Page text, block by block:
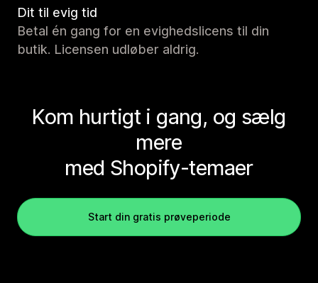
Dit til evig tid
Betal én gang for en evighedslicens til din
butik. Licensen udløber aldrig.
Kom hurtigt i gang, og sælg
mere
med Shopify-temaer
Start din gratis prøveperiode